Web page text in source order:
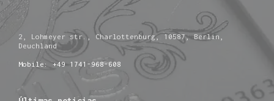
2, Lohmeyer str., Charlottenburg, 10587, Berlin,
Deuchland
Mobile: +49 1741-968-608